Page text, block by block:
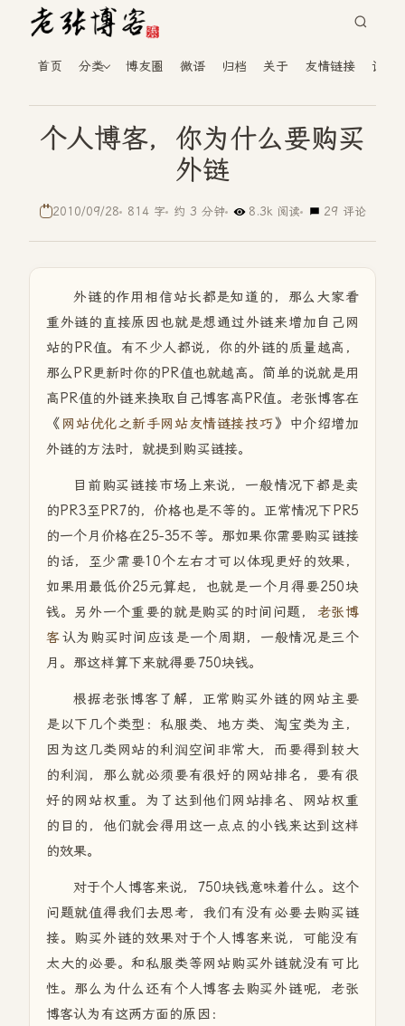
首页 分类 博友圈 微语 归档 关于 友情链接 读者
个人博客，你为什么要购买
外链
2010/09/28 814 字 约 3 分钟 8.3k 阅读 29 评论
外链的作用相信站长都是知道的，那么大家看
重外链的直接原因也就是想通过外链来增加自己网
站的PR值。有不少人都说，你的外链的质量越高，
那么PR更新时你的PR值也就越高。简单的说就是用
高PR值的外链来换取自己博客高PR值。老张博客在
《 网站优化之新手网站友情链接技巧》中介绍增加
外链的方法时，就提到购买链接。
目前购买链接市场上来说，一般情况下都是卖
的PR3至PR7的，价格也是不等的。正常情况下PR5
的一个月价格在25-35不等。那如果你需要购买链接
的话，至少需要10个左右才可以体现更好的效果，
如果用最低价25元算起，也就是一个月得要250块
钱。另外一个重要的就是购买的时间问题，
老张博
客认为购买时间应该是一个周期，一般情况是三个
月。那这样算下来就得要750块钱。
根据老张博客了解，正常购买外链的网站主要
是以下几个类型：私服类、地方类、淘宝类为主，
因为这几类网站的利润空间非常大，而要得到较大
的利润，那么就必须要有很好的网站排名，要有很
好的网站权重。为了达到他们网站排名、网站权重
的目的，他们就会得用这一点点的小钱来达到这样
的效果。
对于个人博客来说，750块钱意味着什么。这个
问题就值得我们去思考，我们有没有必要去购买链
接。购买外链的效果对于个人博客来说，可能没有
太大的必要。和私服类等网站购买外链就没有可比
性。那么为什么还有个人博客去购买外链呢，老张
博客认为有这两方面的原因：